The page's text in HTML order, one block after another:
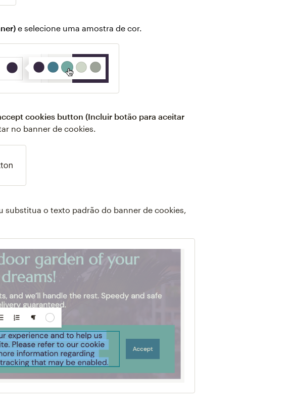
e selecione uma amostra de cor.
cookies button (Incluir botão para aceitar
no banner de cookies.
substitua o texto padrão do banner de cookies,